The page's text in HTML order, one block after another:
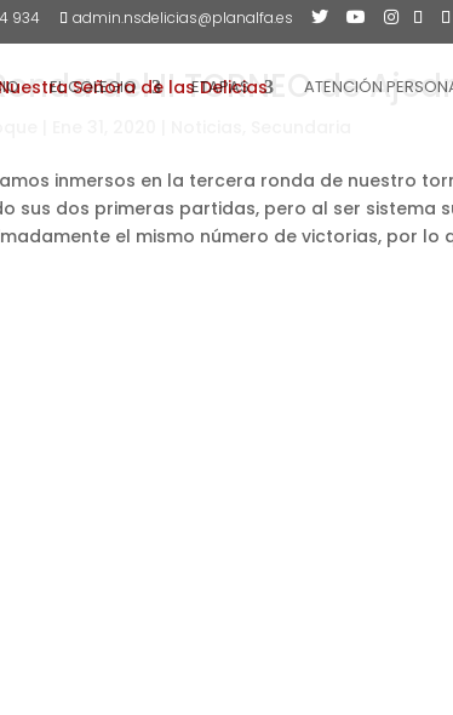
934 admin.nsdelicias@planalfa.es
EL COLEGIO ETAPAS ATENCIÓN
del II TORNEO de
inmersos en la tercera ronda de nuestro
sus dos primeras partidas, pero al ser sistema
el mismo número de victorias, por lo